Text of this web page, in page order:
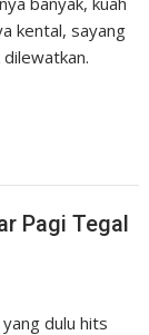
kental, sayang
Pagi Tegal
yang dulu hits